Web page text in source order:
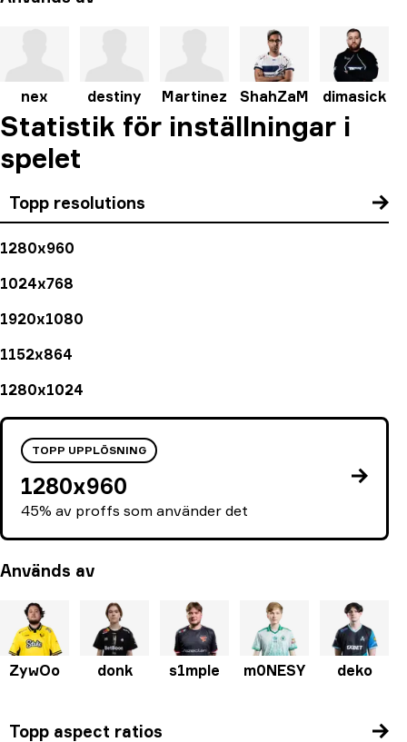
nex destiny Martinez ShahZaM dimasick
Statistik för inställningar i
spelet
Topp resolutions
1280x960
1024x768
1920x1080
1152x864
1280x1024
TOPP UPPLÖSNING
1280x960
45% av proffs som använder det
Används av
ZywOo donk s1mple m0NESY deko
Topp aspect ratios